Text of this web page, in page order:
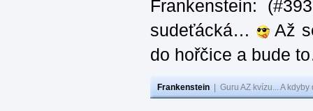
Frankenstein:
sudeťácká…
Až
do hořčice a bude
Frankenstein Guru AZ kvízu... A